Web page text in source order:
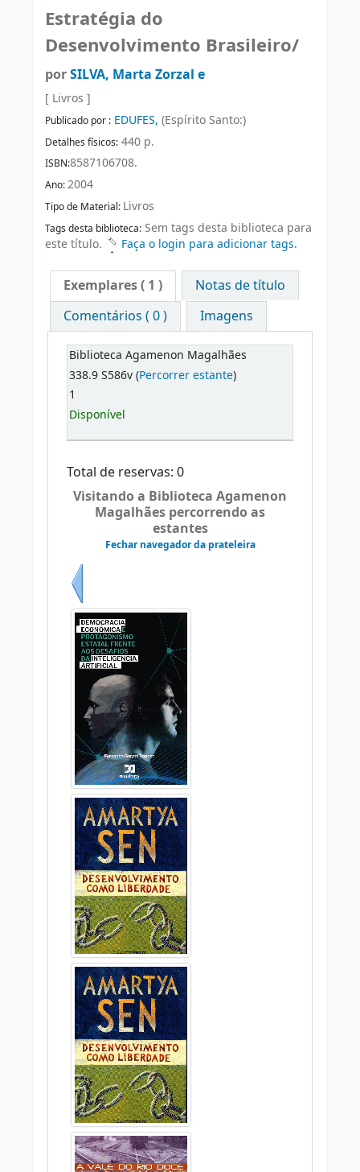
Estratégia do
Desenvolvimento Brasileiro/
porSILVA, Marta Zorzal e
[ Livros ]
Publicado por : EDUFES, (Espírito Santo:)
Detalhes físicos: 440 p.
ISBN:8587106708.
Ano:2004
Tipo de Material: Livros
Tags desta biblioteca: Sem tags desta biblioteca para
este título.
Faça o login para adicionar tags.
Exemplares( 1 )
Notas de título
Comentários ( 0 )
Imagens
Biblioteca Agamenon Magalhães
338.9 S586v (Percorrer estante)
1
Disponível
Total de reservas: 0
Visitando a Biblioteca Agamenon
Magalhães percorrendo as
estantes
Fechar navegador da prateleira
Anterior